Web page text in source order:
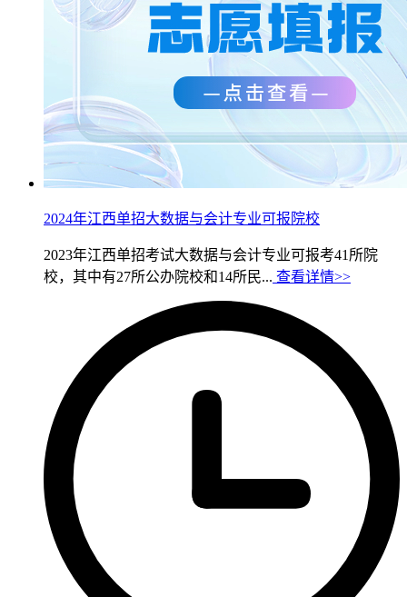
2024年江西单招大数据与会计专业可报院校
2023年江西单招考试大数据与会计专业可报考41所院
校，其中有27所公办院校和14所民... 查看详情>>